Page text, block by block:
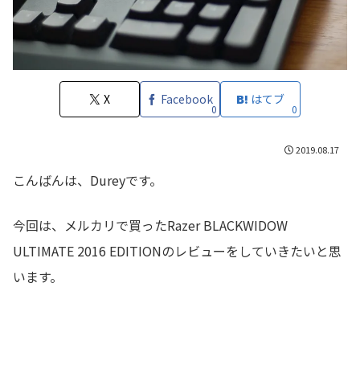
X Facebook
0
はてブ
0
2019.08.17
こんばんは、Dureyです。
今回は、メルカリで買ったRazer BLACKWIDOW
ULTIMATE 2016 EDITIONのレビューをしていきたいと思
います。